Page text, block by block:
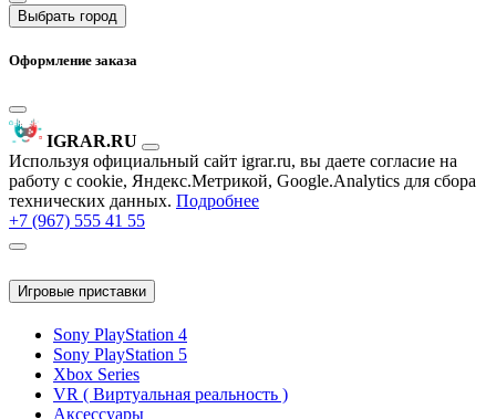
Выбрать город
Оформление заказа
IGRAR.RU
Используя официальный сайт igrar.ru, вы даете согласие на
работу с cookie, Яндекс.Метрикой, Google.Analytics для сбора
технических данных. Подробнее
+7 (967) 555 41 55
Игровые приставки
Sony PlayStation 4
Sony PlayStation 5
Xbox Series
VR ( Виртуальная реальность )
Аксессуары